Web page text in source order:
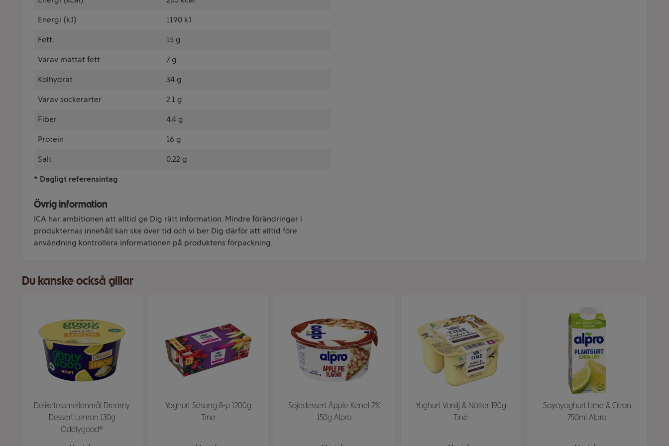
Energi (kJ) 1190 kJ
Fett 15 g
Varav mättat fett 7 g
Kolhydrat 34 g
Varav sockerarter 2.1 g
Fiber 4.4 g
Protein 16 g
Salt 0.22 g
* Dagligt referensintag
Övrig information
ICA har ambitionen att alltid ge Dig rätt information. Mindre förändringar i
produkternas innehåll kan ske över tid och vi ber Dig därför att alltid före
användning kontrollera informationen på produktens förpackning.
Du kanske också gillar
Delikatessmellanmål Dreamy
Dessert Lemon 130g
Oddlygood®
Yoghurt Säsong 8-p 1200g
Tine
Sojadessert Äpple Kanel 2%
150g Alpro
Yoghurt Vanilj & Nötter 190g
Tine
Soyayoghurt Lime & Citron
750ml Alpro